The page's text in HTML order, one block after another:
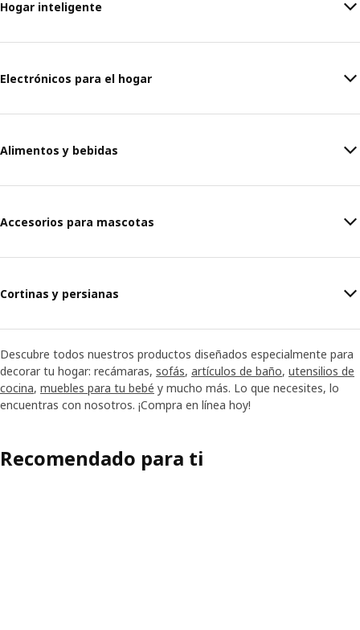
Hogar inteligente
Electrónicos para el hogar
Alimentos y bebidas
Accesorios para mascotas
Cortinas y persianas
Descubre todos nuestros productos diseñados especialmente para
decorar tu hogar: recámaras, sofás, artículos de baño, utensilios de
cocina, muebles para tu bebé y mucho más. Lo que necesites, lo
encuentras con nosotros. ¡Compra en línea hoy!
Recomendado para ti